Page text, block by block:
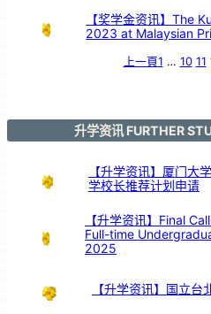
【奖学金资讯】The
2023 at Malaysian
上一頁1 … 10 11
升学资讯 FURTHER
【升学资讯】厦门大
学校长推荐计划申请
【升学资讯】Final
Full-time
2025
【升学资讯】国立